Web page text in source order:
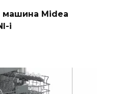
машина Midea
i